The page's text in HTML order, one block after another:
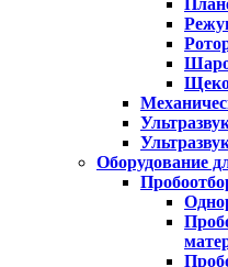
Оборудование